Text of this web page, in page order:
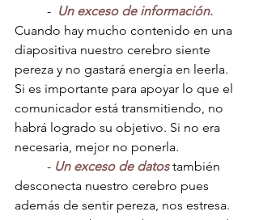
	-
Un exceso de información.
Cuando hay mucho contenido en una
diapositiva nuestro cerebro siente
pereza y no gastará energía en leerla.
Si es importante para apoyar lo que el
comunicador está transmitiendo, no
habrá logrado su objetivo. Si no era
necesaria, mejor no ponerla.
	-
Un exceso de datos también
desconecta nuestro cerebro pues
además de sentir pereza, nos estresa.